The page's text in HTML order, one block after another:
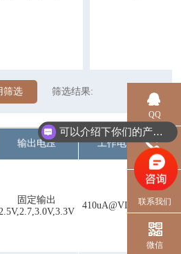
筛选 筛选结果:
输出电压 工作电流 其
固定输出
410uA@VIN=5V
·芯
输
电源
·反
保护
QQ
电话
联系我们
微信
可以介绍下你们的产品么？